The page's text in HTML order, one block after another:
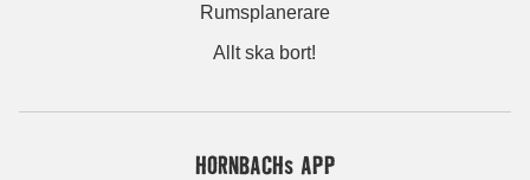
Rumsplanerare
Allt ska bort!
HORNBACHs APP